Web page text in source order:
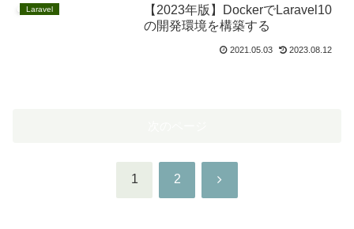
Laravel
【2023年版】DockerでLaravel10
の開発環境を構築する
2021.05.03 2023.08.12
1 2 次